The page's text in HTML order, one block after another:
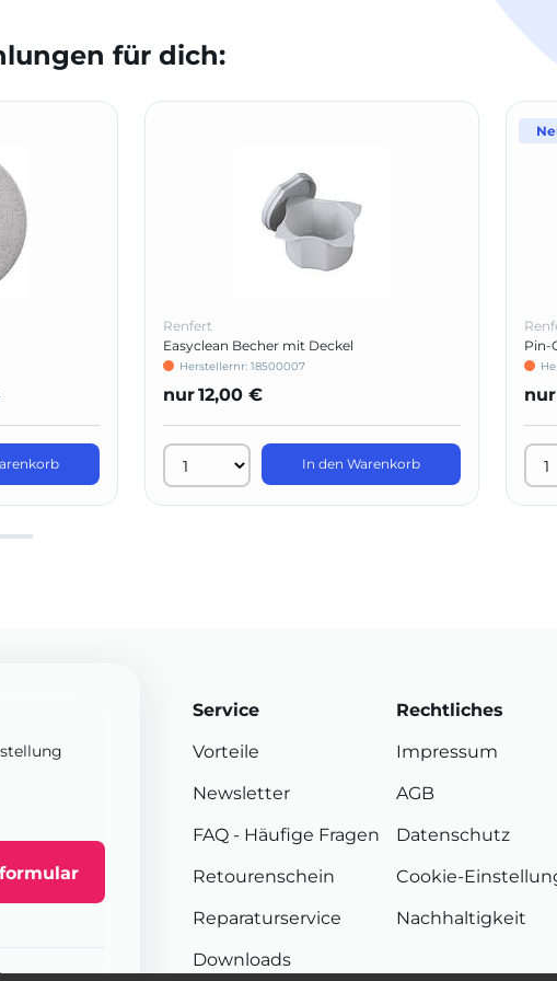
für dich:
Renfert
Easyclean Becher mit Deckel
Herstellernr: 18500007
nur12,00 €
In den Warenkorb
Pin-
nur
Service
Vorteile
Newsletter
FAQ - Häufige Fragen
Retourenschein
Reparaturservice
Downloads
Rechtliches
Impressum
AGB
Datenschutz
Cookie-
Nachhaltigkeit